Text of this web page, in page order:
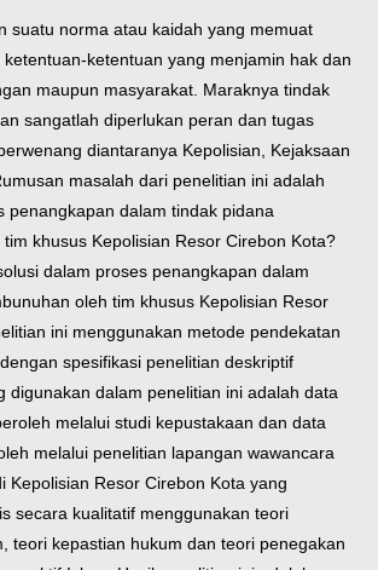
suatu norma atau kaidah yang memuat
ketentuan yang menjamin hak dan
maupun masyarakat. Maraknya tindak
sangatlah diperlukan peran dan tugas
diantaranya Kepolisian, Kejaksaan
masalah dari penelitian ini adalah
penangkapan dalam tindak pidana
khusus Kepolisian Resor Cirebon Kota?
dalam proses penangkapan dalam
oleh tim khusus Kepolisian Resor
ini menggunakan metode pendekatan
spesifikasi penelitian deskriptif
digunakan dalam penelitian ini adalah data
melalui studi kepustakaan dan data
melalui penelitian lapangan wawancara
Kepolisian Resor Cirebon Kota yang
secara kualitatif menggunakan teori
teori kepastian hukum dan teori penegakan